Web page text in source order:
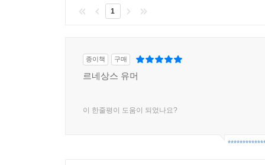
1
종이책 구매
르네상스 유머
이 한줄평이 도움이 되었나요?